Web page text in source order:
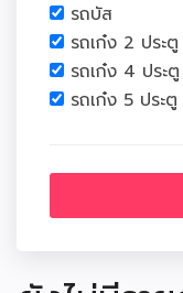
รถบัส
รถเก๋ง 2 ประตู
รถเก๋ง 4 ประตู
รถเก๋ง 5 ประตู